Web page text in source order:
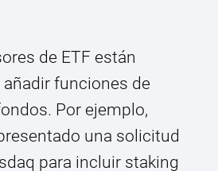
de ETF están
funciones de
Por ejemplo,
una solicitud
para incluir staking